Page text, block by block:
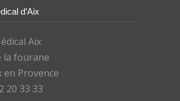
d’Aix
Aix
la fourane
en Provence
20 33 33